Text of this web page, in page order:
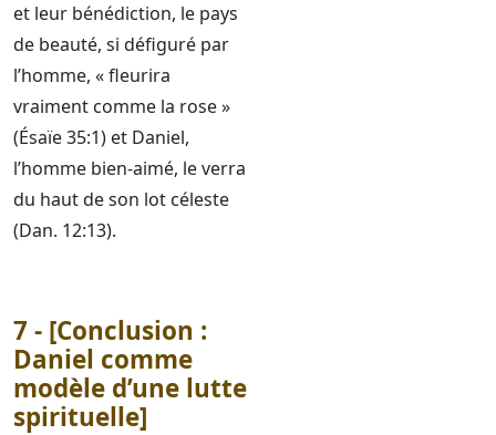
et leur bénédiction, le pays
de beauté, si défiguré par
l’homme, « fleurira
vraiment comme la rose »
(Ésaïe 35:1) et Daniel,
l’homme bien-aimé, le verra
du haut de son lot céleste
(Dan. 12:13).
7 - [Conclusion :
Daniel comme
modèle d’une lutte
spirituelle]